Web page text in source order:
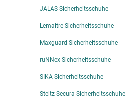
JALAS Sicherheitsschuhe
Lemaitre Sicherheitsschuhe
Maxguard Sicherheitsschuhe
ruNNex Sicherheitsschuhe
SIKA Sicherheitsschuhe
Steitz Secura Sicherheitsschuhe